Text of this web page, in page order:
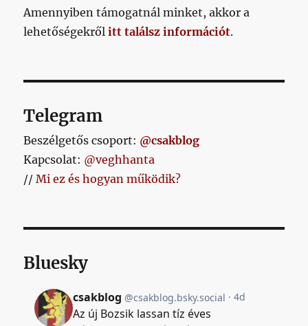
Amennyiben támogatnál minket, akkor a
lehetőségekrőlitt találsz információt.
Telegram
Beszélgetős csoport: @csakblog
Kapcsolat: @veghhanta
//Mi ez és hogyan működik?
Bluesky